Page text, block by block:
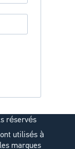
réservés
utilisés à
marques